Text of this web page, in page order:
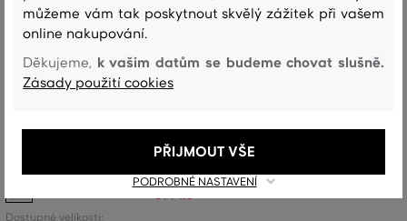
SLEVA -50%
1 799 Kč
899 Kč
Dostupné velikosti:
můžeme vám tak poskytnout skvělý zážitek při vašem
online nakupování.
Děkujeme, k vašim datům se budeme chovat slušně.
Zásady použití cookies
PODROBNÉ NASTAVENÍ
PŘIJMOUT VŠE